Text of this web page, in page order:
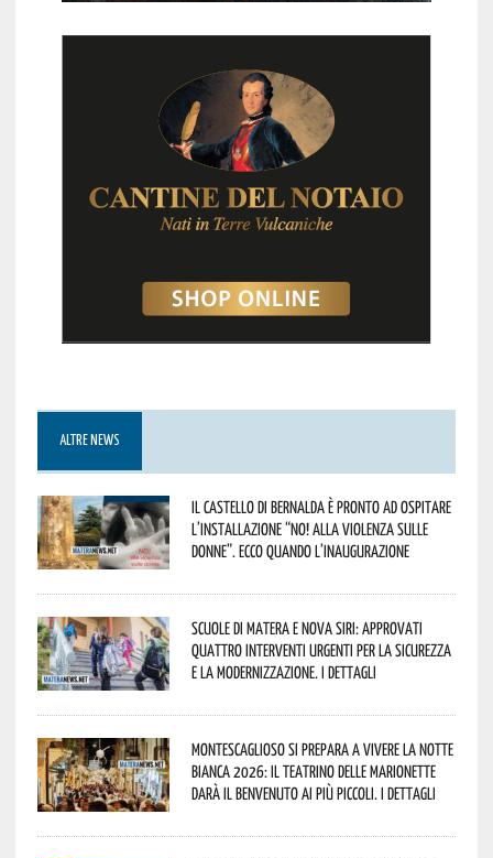
ALTRE NEWS
Il Castello di Bernalda è pronto ad ospitare
l’installazione “NO! alla violenza sulle
donne”. Ecco quando l’inaugurazione
Scuole di Matera e Nova Siri: approvati
quattro interventi urgenti per la sicurezza
e la modernizzazione. I dettagli
Montescaglioso si prepara a vivere la Notte
Bianca 2026: il Teatrino delle Marionette
darà il benvenuto ai più piccoli. I dettagli